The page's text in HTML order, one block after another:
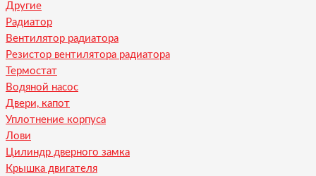
Другие
Радиатор
Вентилятор радиатора
Резистор вентилятора радиатора
Термостат
Водяной насос
Двери, капот
Уплотнение корпуса
Лови
Цилиндр дверного замка
Крышка двигателя